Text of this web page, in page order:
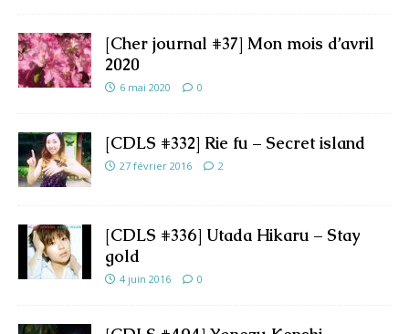
[Cher journal #37] Mon mois d’avril
2020
6 mai 2020 0
[CDLS #332] Rie fu – Secret island
27 février 2016 2
[CDLS #336] Utada Hikaru – Stay
gold
4 juin 2016 0